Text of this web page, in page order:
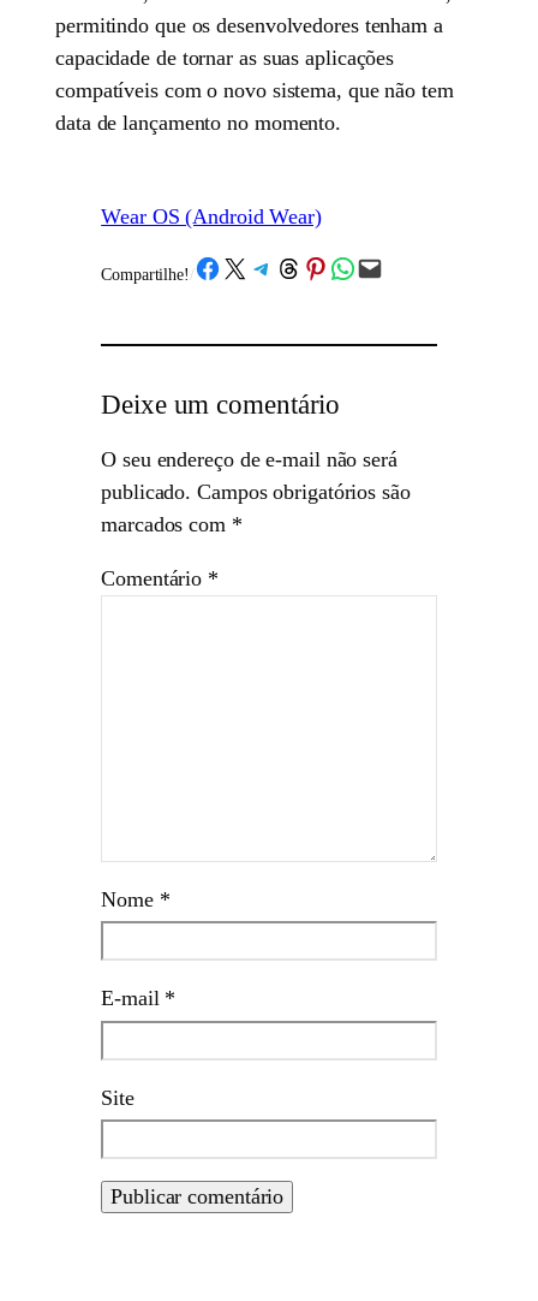
permitindo que os desenvolvedores tenham a
capacidade de tornar as suas aplicações
compatíveis com o novo sistema, que não tem
data de lançamento no momento.
Wear OS (Android Wear)
Compartilhe! /Share on Facebook
Share on X Share on Telegram
Share on Threads
Share on Pinterest
Share on WhatsApp
Email this Page
Deixe um comentário
O seu endereço de e-mail não será
publicado. Campos obrigatórios são
marcados com *
Comentário *
Nome *
E-mail *
Site